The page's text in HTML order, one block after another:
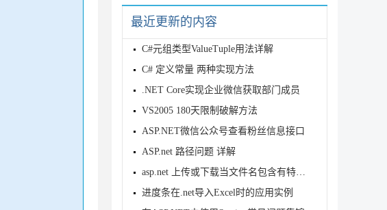
最近更新的内容
C#元组类型ValueTuple用法详解
C# 定义常量 两种实现方法
.NET Core实现企业微信获取部门成员
VS2005 180天限制破解方法
ASP.NET微信公众号查看粉丝信息接口
ASP.net 路径问题 详解
asp.net 上传或下载当文件名包含有特殊字符"#"的
进度条在.net导入Excel时的应用实例